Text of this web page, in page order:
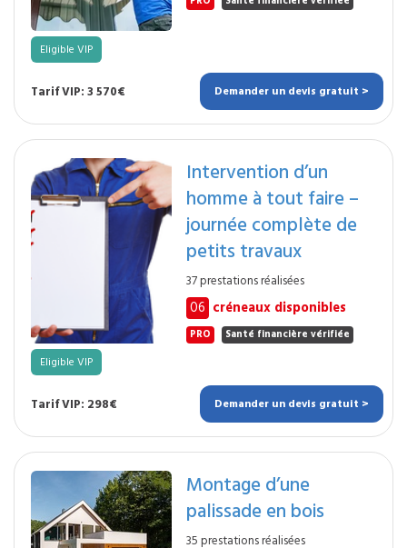
Eligible VIP
Tarif VIP: 3 570€ Demander un devis gratuit >
Intervention d’un
homme à tout faire –
journée complète de
petits travaux
37 prestations réalisées
06 créneaux disponibles
PRO Santé financière vérifiée
Eligible VIP
Tarif VIP: 298€ Demander un devis gratuit >
Montage d’une
palissade en bois
35 prestations réalisées